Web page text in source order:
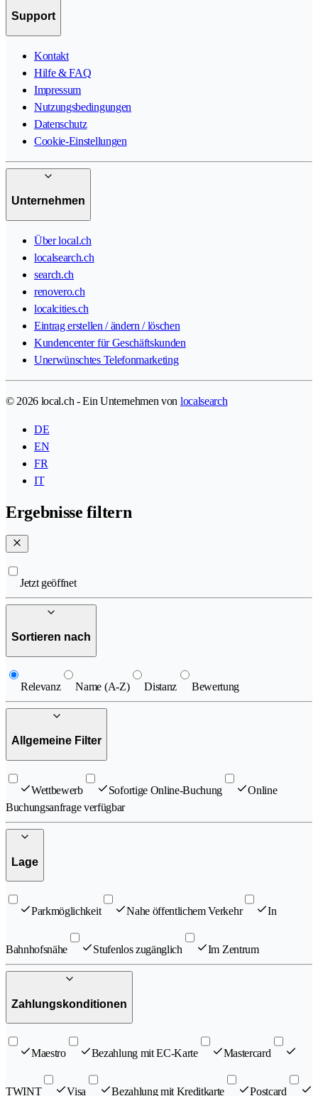
Support
Kontakt
Hilfe & FAQ
Impressum
Nutzungsbedingungen
Datenschutz
Cookie-Einstellungen
Unternehmen
Über local.ch
localsearch.ch
search.ch
renovero.ch
localcities.ch
Eintrag erstellen / ändern / löschen
Kundencenter für Geschäftskunden
Unerwünschtes Telefonmarketing
© 2026 local.ch - Ein Unternehmen von localsearch
DE
EN
FR
IT
Ergebnisse filtern
Jetzt geöffnet
Sortieren nach
Relevanz Name (A-Z) Distanz Bewertung
Allgemeine Filter
Wettbewerb Sofortige Online-Buchung
Online
Buchungsanfrage verfügbar
Lage
Parkmöglichkeit Nahe öffentlichem Verkehr In
Bahnhofsnähe Stufenlos zugänglich Im Zentrum
Zahlungskonditionen
Maestro Bezahlung mit EC-Karte Mastercard
TWINT Visa Bezahlung mit Kreditkarte Postcard